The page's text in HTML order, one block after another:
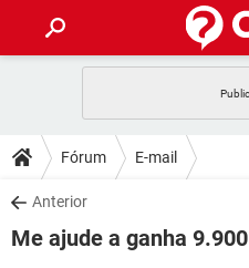
CELULAR
OUTLOOK
INSTAGRAM
DICAS
JOGOS
DOWNLOADS
JOGOS
FÓRUM
Fórum E-mail
Anterior
Me ajude a ganha 9.900